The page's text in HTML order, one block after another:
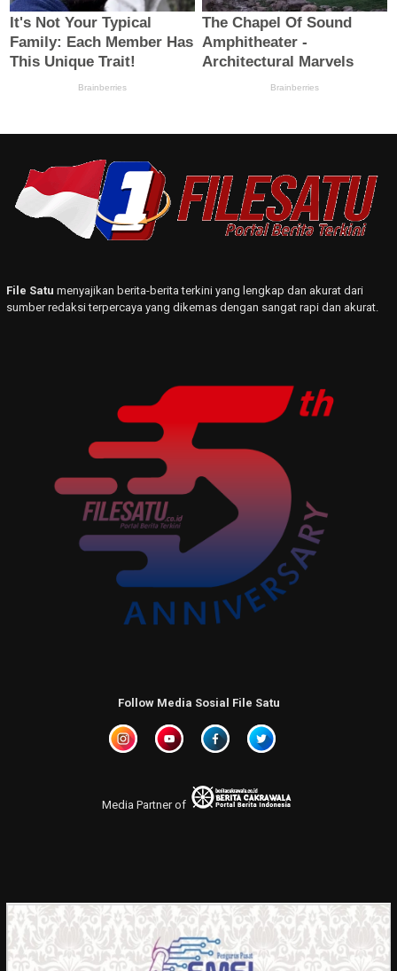
File Satu menyajikan berita-berita terkini yang lengkap dan akurat dari
sumber redaksi terpercaya yang dikemas dengan sangat rapi dan akurat.
Follow Media Sosial File Satu
Media Partner of